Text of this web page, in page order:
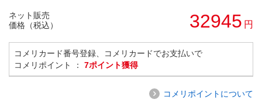
ネット販売
価格（税込）
32945 円
コメリカード番号登録、コメリカードでお支払いで
コメリポイント ： 7ポイント獲得
コメリポイントについて